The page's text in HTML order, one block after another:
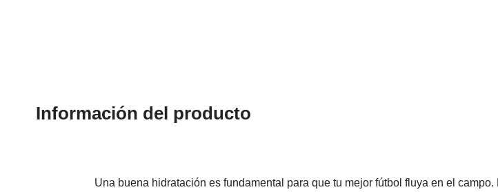
Información del producto
Una buena hidratación es fundamental para que tu mejor fútbol fluya en el